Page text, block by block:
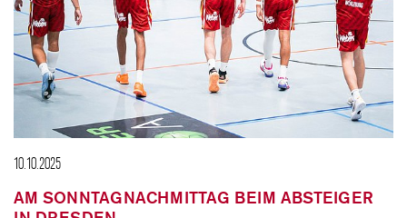
10.10.2025
AM SONNTAGNACHMITTAG BEIM ABSTEIGER